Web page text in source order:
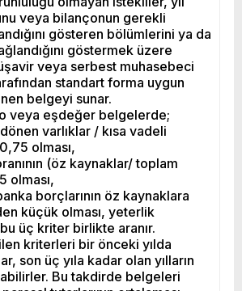
veya bilançonun gerekli
gösteren bölümlerini ya da
göstermek üzere
veya serbest muhasebeci
standart forma uygun
belgeyi sunar.
veya eşdeğer belgelerde;
varlıklar / kısa vadeli
olması,
(öz kaynaklar/ toplam
olması,
borçlarının öz kaynaklara
küçük olması, yeterlik
üç kriter birlikte aranır.
kriterleri bir önceki yılda
son üç yıla kadar olan yılların
Bu takdirde belgeleri